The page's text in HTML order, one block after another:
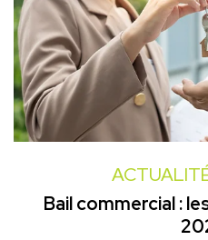
Bail commercial :